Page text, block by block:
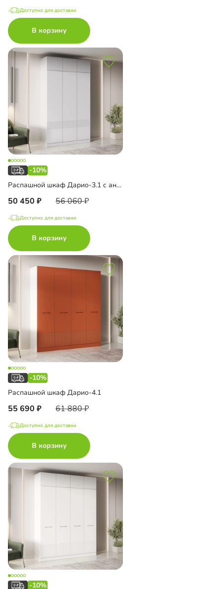
Доступно для доставки
В корзину
-10%
Распашной шкаф Дарио-3.1 с антресолью
50 450 56 060
Доступно для доставки
В корзину
-10%
Распашной шкаф Дарио-4.1
55 690 61 880
Доступно для доставки
В корзину
-10%